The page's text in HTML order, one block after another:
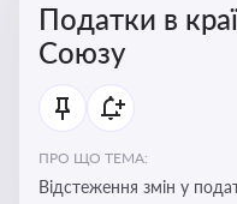
Податки в
Союзу
ПРО ЩО ТЕМА:
Відстеження змін у